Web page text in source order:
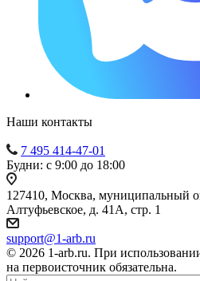
Наши контакты
7 495 414-47-01
Будни: с 9:00 до 18:00
127410, Москва, муниципальный
Алтуфьевское, д. 41А, стр. 1
support@1-arb.ru
© 2026 1-arb.ru. При
на первоисточник обязательна.